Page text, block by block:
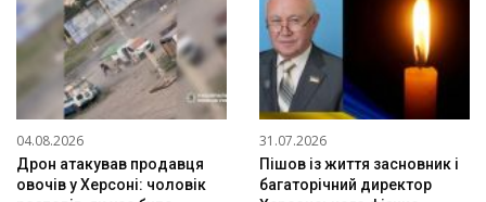
04.08.2026
Дрон атакував продавця
овочів у Херсоні: чоловік
31.07.2026
Пішов із життя засновник і
багаторічний директор